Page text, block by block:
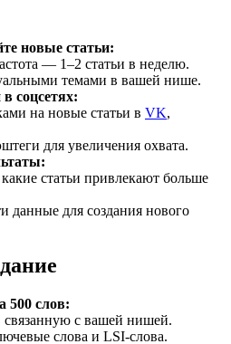
новые статьи:
— 1–2 статьи в неделю.
темами в вашей нише.
соцсетях:
на новые статьи в VK,
для увеличения охвата.
статьи привлекают больше
данные для создания нового
500 слов:
связанную с вашей нишей.
слова и LSI-слова.